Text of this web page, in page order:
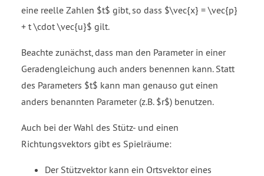
eine reelle Zahlen $t$ gibt, so dass $\vec{x} = \vec{p}
+ t \cdot \vec{u}$ gilt.
Beachte zunächst, dass man den Parameter in einer
Geradengleichung auch anders benennen kann. Statt
des Parameters $t$ kann man genauso gut einen
anders benannten Parameter (z.B. $r$) benutzen.
Auch bei der Wahl des Stütz- und einen
Richtungsvektors gibt es Spielräume:
Der Stützvektor kann ein Ortsvektor eines